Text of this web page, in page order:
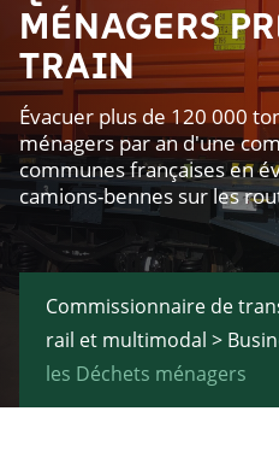
MÉNAGERS
TRAIN
Évacuer plus de 120 000
ménagers par an d'une
communes françaises en
camions-bennes sur les
Commissionnaire de
rail et multimodal >
les Déchets ménagers